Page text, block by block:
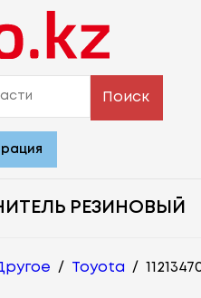
Поиск
РЕЗИНОВЫЙ
/ Toyota /